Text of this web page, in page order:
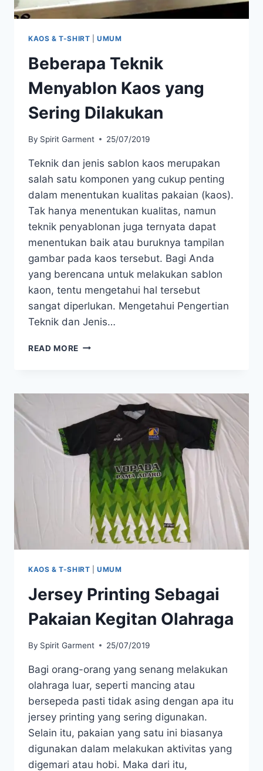
KAOS & T-SHIRT |UMUM
Beberapa Teknik
Menyablon Kaos yang
Sering Dilakukan
By Spirit Garment 25/07/2019
Teknik dan jenis sablon kaos merupakan
salah satu komponen yang cukup penting
dalam menentukan kualitas pakaian (kaos).
Tak hanya menentukan kualitas, namun
teknik penyablonan juga ternyata dapat
menentukan baik atau buruknya tampilan
gambar pada kaos tersebut. Bagi Anda
yang berencana untuk melakukan sablon
kaon, tentu mengetahui hal tersebut
sangat diperlukan. Mengetahui Pengertian
Teknik dan Jenis…
READ MORE BEBERAPA
YANG
DILAKUKAN
KAOS & T-SHIRT |UMUM
Jersey Printing Sebagai
Pakaian Kegitan Olahraga
By Spirit Garment 25/07/2019
Bagi orang-orang yang senang melakukan
olahraga luar, seperti mancing atau
bersepeda pasti tidak asing dengan apa itu
jersey printing yang sering digunakan.
Selain itu, pakaian yang satu ini biasanya
digunakan dalam melakukan aktivitas yang
digemari atau hobi. Maka dari itu,